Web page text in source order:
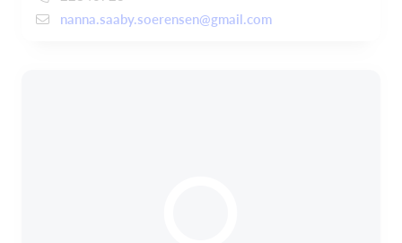
nanna.saaby.soerensen@gmail.com